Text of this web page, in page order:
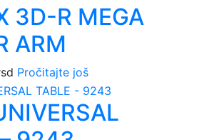
3D-R MEGA
ARM
Pročitajte još